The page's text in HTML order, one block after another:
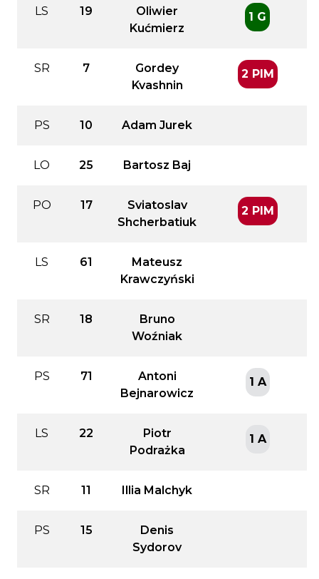
LS 19
Oliwier
Kućmierz
1 G
SR 7
Gordey
Kvashnin
2 PIM
PS 10 Adam Jurek
LO 25 Bartosz Baj
PO 17
Sviatoslav
Shcherbatiuk
2 PIM
LS 61
Mateusz
Krawczyński
SR 18
Bruno
Woźniak
PS 71
Antoni
Bejnarowicz
1 A
LS 22
Piotr
Podrażka
1 A
SR 11 Illia Malchyk
PS 15
Denis
Sydorov